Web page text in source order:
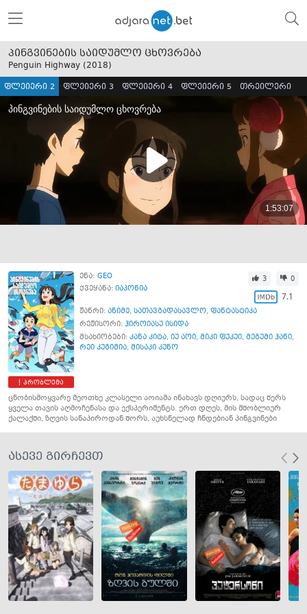
პინგვინების საიდუმლო ცხოვრება
Penguin Highway (2018)
ფლეიერი 2 ფლეიერი 3 ფლეიერი 4 ფლეიერი 5 თრეილერი
პრობლემა
ენა: GEO
ქვეყანა: იაპონია
3 0
7.1
ჟანრი: ანიმე, სათავგადასავლო, ფანტასტიკა
რეჟისორი: ჰიროიასუ ისიდა
მსახიობები: კანა კიტა, იუ აოი, მიკი ფუკუი, მეგუმი ჰანი,
რეი კუგიმია, მისაკი კუნო
ცნობისმოყვარე მეოთხე კლასელი აოიამა ინახავს დღიურს, სადაც წერს
ყველა თავის აღმოჩენასა და ექსპერიმენტს. ერთ დღეს, მის მშობლიურ
ქალაქში, ზღვის სანაპიროდან შორს, აუხსნელად ჩნდებიან პინგვინები
ასევე გირჩევთ